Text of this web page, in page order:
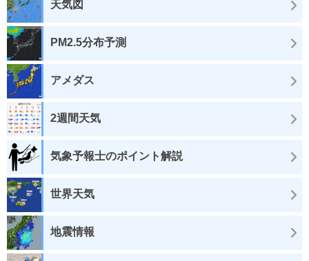
天気図
PM2.5分布予測
アメダス
2週間天気
気象予報士のポイント解説
世界天気
地震情報